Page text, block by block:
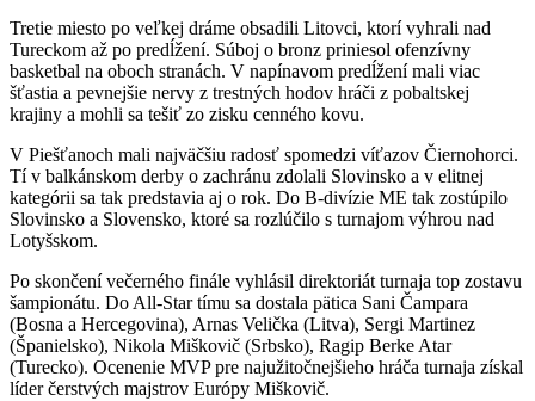
Tretie miesto po veľkej dráme obsadili Litovci, ktorí vyhrali nad
Tureckom až po predĺžení. Súboj o bronz priniesol ofenzívny
basketbal na oboch stranách. V napínavom predĺžení mali viac
šťastia a pevnejšie nervy z trestných hodov hráči z pobaltskej
krajiny a mohli sa tešiť zo zisku cenného kovu.
V Piešťanoch mali najväčšiu radosť spomedzi víťazov Čiernohorci.
Tí v balkánskom derby o zachránu zdolali Slovinsko a v elitnej
kategórii sa tak predstavia aj o rok. Do B-divízie ME tak zostúpilo
Slovinsko a Slovensko, ktoré sa rozlúčilo s turnajom výhrou nad
Lotyšskom.
Po skončení večerného finále vyhlásil direktoriát turnaja top zostavu
šampionátu. Do All-Star tímu sa dostala pätica Sani Čampara
(Bosna a Hercegovina), Arnas Velička (Litva), Sergi Martinez
(Španielsko), Nikola Miškovič (Srbsko), Ragip Berke Atar
(Turecko). Ocenenie MVP pre najužitočnejšieho hráča turnaja získal
líder čerstvých majstrov Európy Miškovič.